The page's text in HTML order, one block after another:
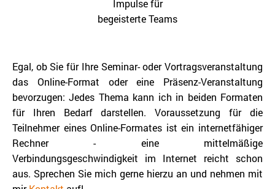
Impulse für
begeisterte Teams
Egal, ob Sie für Ihre Seminar- oder Vortragsveranstaltung
das Online-Format oder eine Präsenz-Veranstaltung
bevorzugen: Jedes Thema kann ich in beiden Formaten
für Ihren Bedarf darstellen. Voraussetzung für die
Teilnehmer eines Online-Formates ist ein internetfähiger
Rechner - eine mittelmäßige
Verbindungsgeschwindigkeit im Internet reicht schon
aus. Sprechen Sie mich gerne hierzu an und nehmen mit